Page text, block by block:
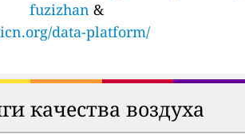
fuzizhan &
data-platform/
качества воздуха